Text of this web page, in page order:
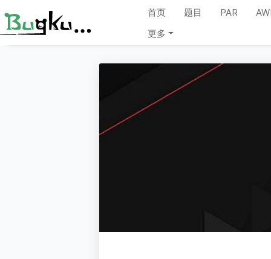
首页 题目 PAR
更多